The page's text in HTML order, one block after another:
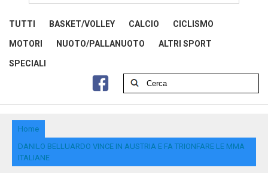
TUTTI BASKET/VOLLEY CALCIO CICLISMO
MOTORI NUOTO/PALLANUOTO ALTRI SPORT
SPECIALI
Home
DANILO BELLUARDO VINCE IN AUSTRIA E FA TRIONFARE LE MMA
ITALIANE